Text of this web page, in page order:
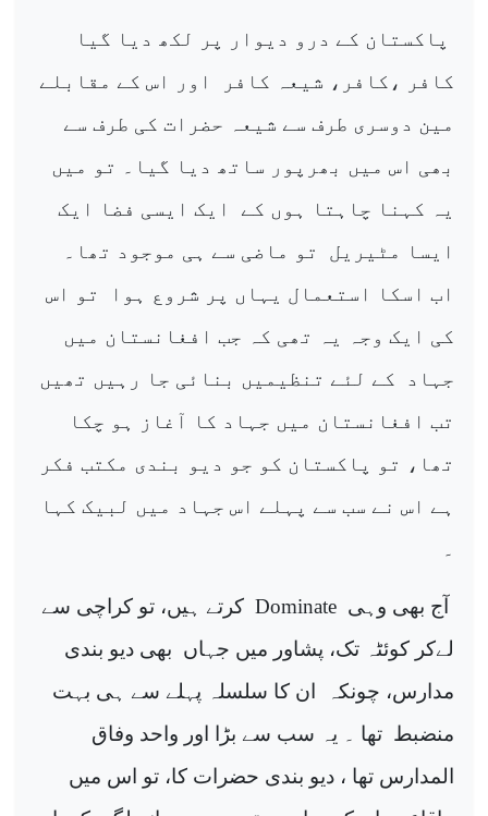
پاکستان کے درو دیوار پر لکھ دیا گیا
کافر ،کافر، شیعہ کافر
اور اس کے مقابلے
مین دوسری طرف سے شیعہ حضرات کی طرف سے
بھی اس میں بھرپور ساتھ دیا گیا۔ تو میں
یہ کہنا چاہتا ہوں کے
ایک ایسی فضا ایک
ایسا مٹیریل
تو ماضی سے ہی موجود تھا۔
اب اسکا استعمال یہاں پر شروع ہوا
تو اس
کی ایک وجہ یہ تھی کہ جب افغانستان میں
جہاد
کے لئے تنظیمیں بنائی جا رہیں تھیں
تب افغانستان میں جہاد کا آغاز ہو چکا
تھا، تو پاکستان کو جو دیو بندی مکتب فکر
ہے اس نے سب سے پہلے اس جہاد میں لبیک کہا
۔
آج بھی وہی Dominate کرتے ہیں، تو کراچی سے
لےکر کوئٹہ تک، پشاور میں جہاں بھی دیو بندی
مدارس، چونکہ
ان کا سلسلہ پہلے سے ہی بہت
منضبط تھا ۔ یہ سب سے بڑا اور واحد وفاق
المدارس تھا ، دیو بندی حضرات کا، تو اس میں